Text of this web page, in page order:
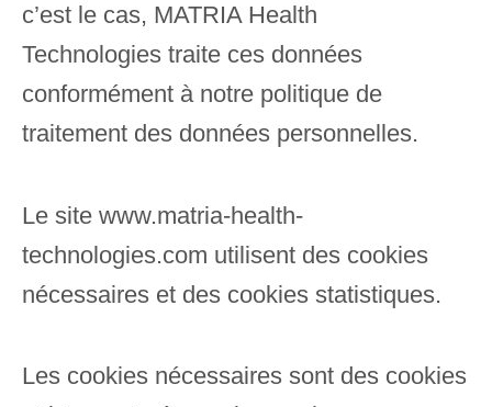
c’est le cas, MATRIA Health
Technologies traite ces données
conformément à notre politique de
traitement des données personnelles.
Le site www.matria-health-
technologies.com utilisent des cookies
nécessaires et des cookies statistiques.
Les cookies nécessaires sont des cookies